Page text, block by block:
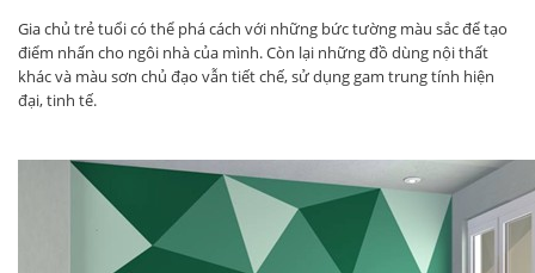
Gia chủ trẻ tuổi có thể phá cách với những bức tường màu sắc để tạo
điểm nhấn cho ngôi nhà của mình. Còn lại những đồ dùng nội thất
khác và màu sơn chủ đạo vẫn tiết chế, sử dụng gam trung tính hiện
đại, tinh tế.